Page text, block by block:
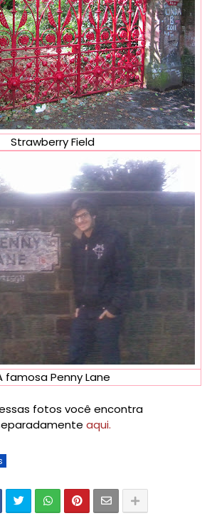
Strawberry Field
famosa Penny Lane
fotos você encontra
aqui.